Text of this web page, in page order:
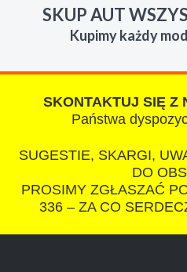
roznym stanie i roznym
razem z laweta ten sam
czlowiek. Doradzil
rozsadna cene i od reki
nie chcecie natknac sie
polecam s-car.pl
SKUP AUT
Kupimy każdy
SKONTAKTUJ SIĘ Z
Państwa
SUGESTIE, SKARGI,
DO
PROSIMY ZGŁASZAĆ
336 – ZA CO